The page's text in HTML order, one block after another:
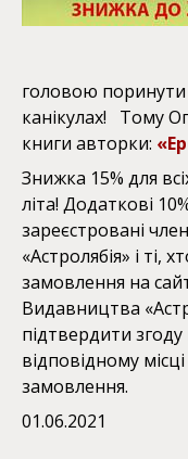
головою поринути
канікулах! Тому
книги авторки:
Знижка 15% для
літа! Додаткові
зареєстровані
«Астролябія» і ті,
замовлення на
Видавництва
підтвердити
відповідному
замовлення.
01.06.2021